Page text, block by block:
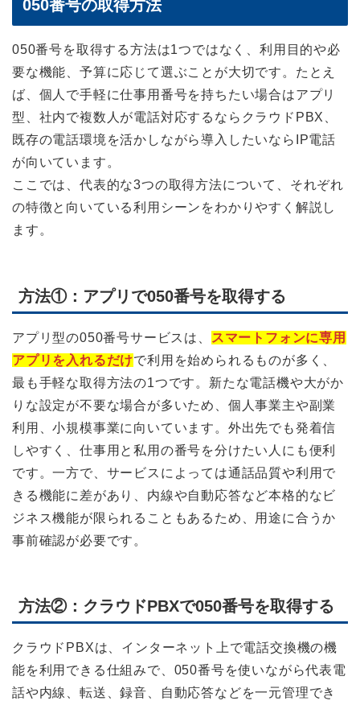
050番号の取得方法
050番号を取得する方法は1つではなく、利用目的や必
要な機能、予算に応じて選ぶことが大切です。たとえ
ば、個人で手軽に仕事用番号を持ちたい場合はアプリ
型、社内で複数人が電話対応するならクラウドPBX、
既存の電話環境を活かしながら導入したいならIP電話
が向いています。
ここでは、代表的な3つの取得方法について、それぞれ
の特徴と向いている利用シーンをわかりやすく解説し
ます。
方法①：アプリで050番号を取得する
アプリ型の050番号サービスは、
スマートフォンに専用
アプリを入れるだけで利用を始められるものが多く、
最も手軽な取得方法の1つです。新たな電話機や大がか
りな設定が不要な場合が多いため、個人事業主や副業
利用、小規模事業に向いています。外出先でも発着信
しやすく、仕事用と私用の番号を分けたい人にも便利
です。一方で、サービスによっては通話品質や利用で
きる機能に差があり、内線や自動応答など本格的なビ
ジネス機能が限られることもあるため、用途に合うか
事前確認が必要です。
方法②：クラウドPBXで050番号を取得する
クラウドPBXは、インターネット上で電話交換機の機
能を利用できる仕組みで、050番号を使いながら代表電
話や内線、転送、録音、自動応答などを一元管理でき